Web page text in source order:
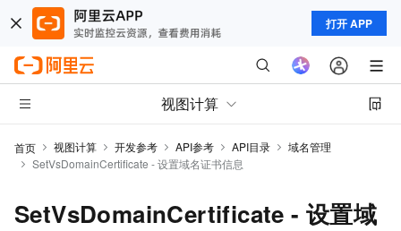
打开 APP
视图计算
首页 视图计算 开发参考 API参考 API目录
域名管理
SetVsDomainCertificate - 设置域名证书信息
SetVsDomainCertificate - 设置域